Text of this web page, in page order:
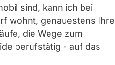
sind, kann ich bei
wohnt, genauestens Ihre
die Wege zum
berufstätig - auf das